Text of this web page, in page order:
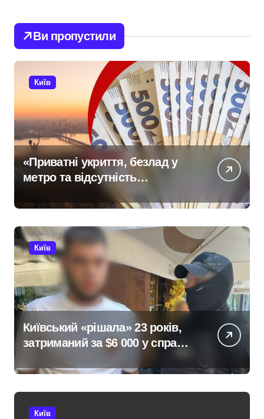
Ви пропустили
Київ
«Приватні укриття, безлад у
метро та відсутність
стратегії»: критика політики
безпеки Києва
Київ
Київський «рішала» 23 років,
затриманий за $6 000 у справі
мобілізації
Київ